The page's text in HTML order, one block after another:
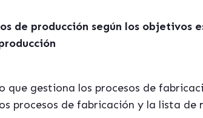
de producción según los objetivos
que gestiona los procesos de
procesos de fabricación y la lista